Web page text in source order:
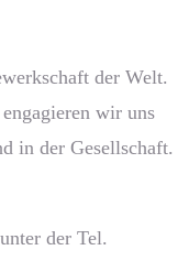
der Welt.
wir uns
in der Gesellschaft.
der Tel.